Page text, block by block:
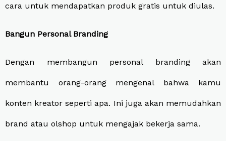
cara untuk mendapatkan produk gratis untuk diulas.
Bangun Personal Branding
Dengan membangun personal branding akan
membantu orang-orang mengenal bahwa kamu
konten kreator seperti apa. Ini juga akan memudahkan
brand atau olshop untuk mengajak bekerja sama.